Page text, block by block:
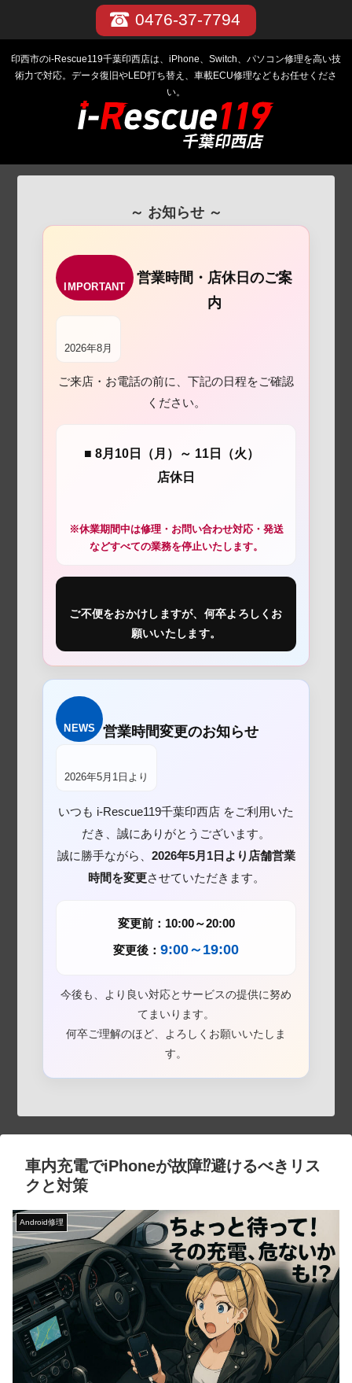
0476-37-7794
印西市のi-Rescue119千葉印西店は、iPhone、Switch、パソコン修理を高い技
術力で対応。データ復旧やLED打ち替え、車載ECU修理などもお任せくださ
い。
～ お知らせ ～
IMPORTANT
営業時間・店休日のご案
内
2026年8月
ご来店・お電話の前に、下記の日程をご確認
ください。
■ 8月10日（月）～ 11日（火）
店休日
※休業期間中は修理・お問い合わせ対応・発送
などすべての業務を停止いたします。
ご不便をおかけしますが、何卒よろしくお
願いいたします。
NEWS 営業時間変更のお知らせ
2026年5月1日より
いつも i-Rescue119千葉印西店 をご利用いた
だき、誠にありがとうございます。
誠に勝手ながら、 2026年5月1日より店舗営業
時間を変更させていただきます。
変更前：10:00～20:00
変更後： 9:00～19:00
今後も、より良い対応とサービスの提供に努め
てまいります。
何卒ご理解のほど、よろしくお願いいたしま
す。
車内充電でiPhoneが故障⁉避けるべきリス
クと対策
Android修理